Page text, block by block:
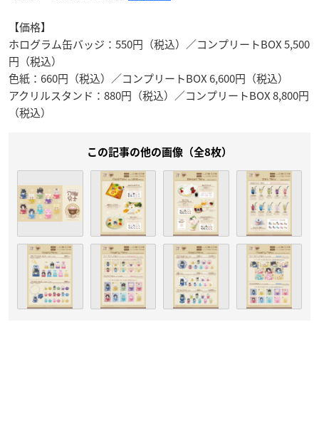
【価格】
ホログラム缶バッジ：550円（税込）／コンプリートBOX 5,500
円（税込）
色紙：660円（税込）／コンプリートBOX 6,600円（税込）
アクリルスタンド：880円（税込）／コンプリートBOX 8,800円
（税込）
この記事の他の画像（全8枚）